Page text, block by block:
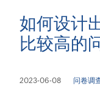
如何设计
比较高的
2023-06-08 问卷调